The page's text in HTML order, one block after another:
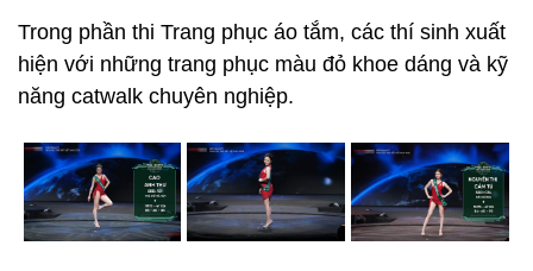
Trong phần thi Trang phục áo tắm, các thí sinh xuất
hiện với những trang phục màu đỏ khoe dáng và kỹ
năng catwalk chuyên nghiệp.